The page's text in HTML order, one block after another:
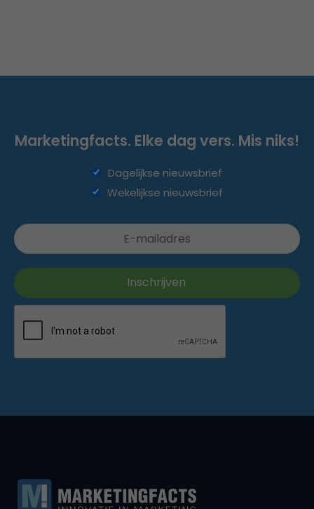
Marketingfacts. Elke dag vers. Mis niks!
Dagelijkse nieuwsbrief
Wekelijkse nieuwsbrief